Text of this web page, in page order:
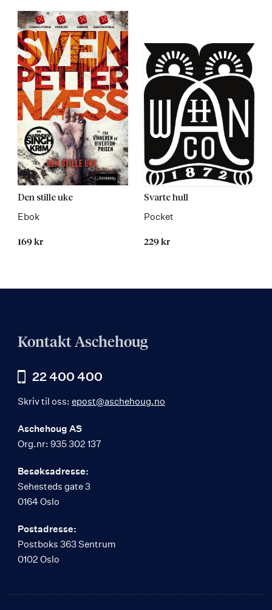
Den stille uke
Ebok
169 kr
Les
mer
Svarte hull
Pocket
229 kr
Les
mer
Kontakt Aschehoug
22 400 400
Skriv til oss: epost@aschehoug.no
Aschehoug AS
Org.nr: 935 302 137
Besøksadresse:
Sehesteds gate 3
0164 Oslo
Postadresse:
Postboks 363 Sentrum
0102 Oslo